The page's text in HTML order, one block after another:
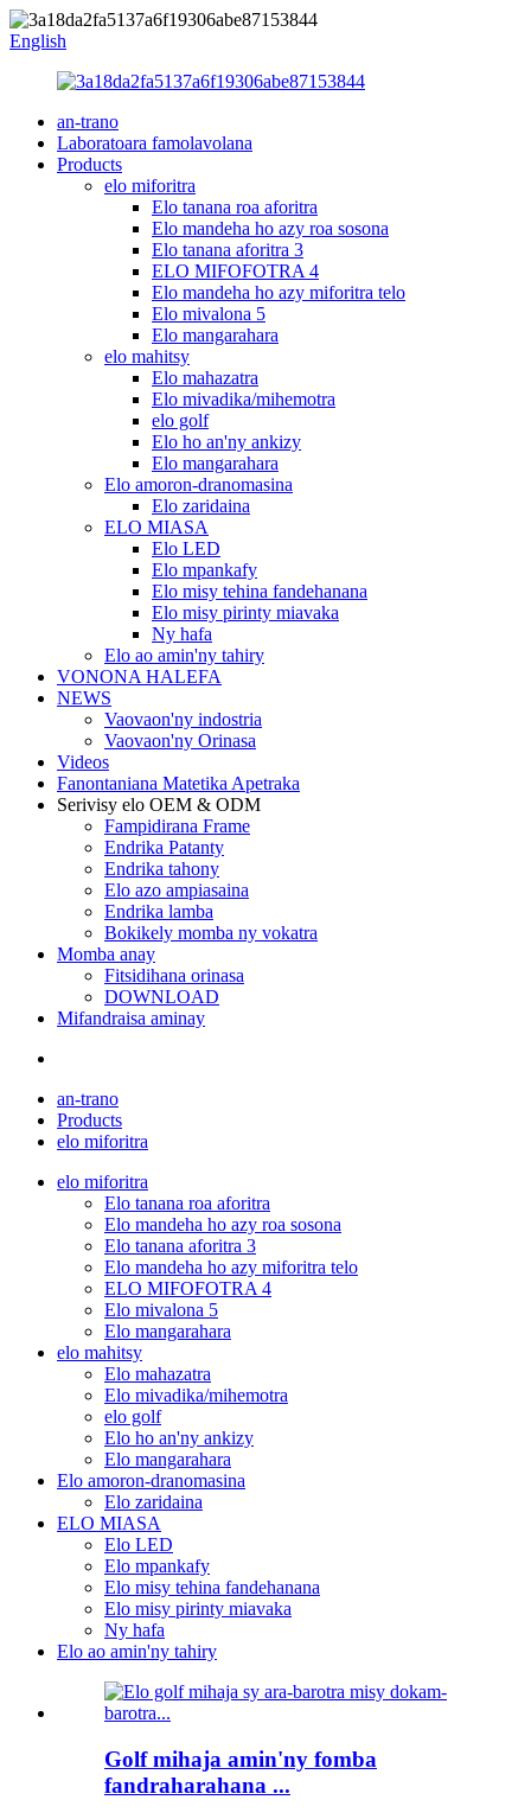
English
an-trano
Laboratoara famolavolana
Products
elo miforitra
Elo tanana roa aforitra
Elo mandeha ho azy roa sosona
Elo tanana aforitra 3
ELO MIFOFOTRA 4
Elo mandeha ho azy miforitra telo
Elo mivalona 5
Elo mangarahara
elo mahitsy
Elo mahazatra
Elo mivadika/mihemotra
elo golf
Elo ho an'ny ankizy
Elo mangarahara
Elo amoron-dranomasina
Elo zaridaina
ELO MIASA
Elo LED
Elo mpankafy
Elo misy tehina fandehanana
Elo misy pirinty miavaka
Ny hafa
Elo ao amin'ny tahiry
VONONA HALEFA
NEWS
Vaovaon'ny indostria
Vaovaon'ny Orinasa
Videos
Fanontaniana Matetika Apetraka
Serivisy elo OEM & ODM
Fampidirana Frame
Endrika Patanty
Endrika tahony
Elo azo ampiasaina
Endrika lamba
Bokikely momba ny vokatra
Momba anay
Fitsidihana orinasa
DOWNLOAD
Mifandraisa aminay
an-trano
Products
elo miforitra
elo miforitra
Elo tanana roa aforitra
Elo mandeha ho azy roa sosona
Elo tanana aforitra 3
Elo mandeha ho azy miforitra telo
ELO MIFOFOTRA 4
Elo mivalona 5
Elo mangarahara
elo mahitsy
Elo mahazatra
Elo mivadika/mihemotra
elo golf
Elo ho an'ny ankizy
Elo mangarahara
Elo amoron-dranomasina
Elo zaridaina
ELO MIASA
Elo LED
Elo mpankafy
Elo misy tehina fandehanana
Elo misy pirinty miavaka
Ny hafa
Elo ao amin'ny tahiry
Golf mihaja amin'ny fomba
fandraharahana ...